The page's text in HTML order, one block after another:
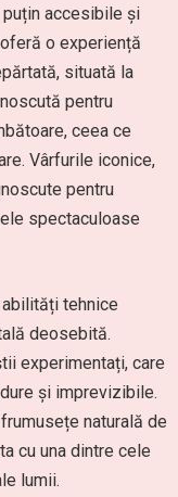
puțin accesibile și
o experiență
situată la
pentru
ceea ce
Vârfurile iconice,
pentru
spectaculoase
tehnice
deosebită.
experimentați, care
și imprevizibile.
naturală de
cu una dintre cele
lumii.